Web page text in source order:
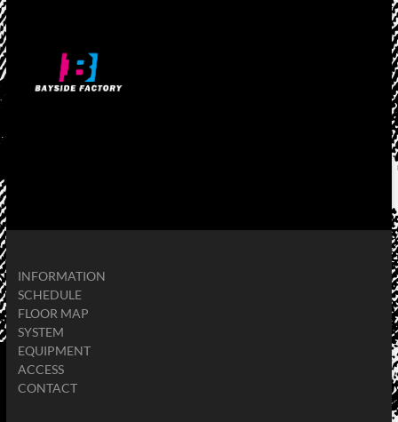
INFORMATION
SCHEDULE
FLOOR MAP
SYSTEM
EQUIPMENT
ACCESS
CONTACT